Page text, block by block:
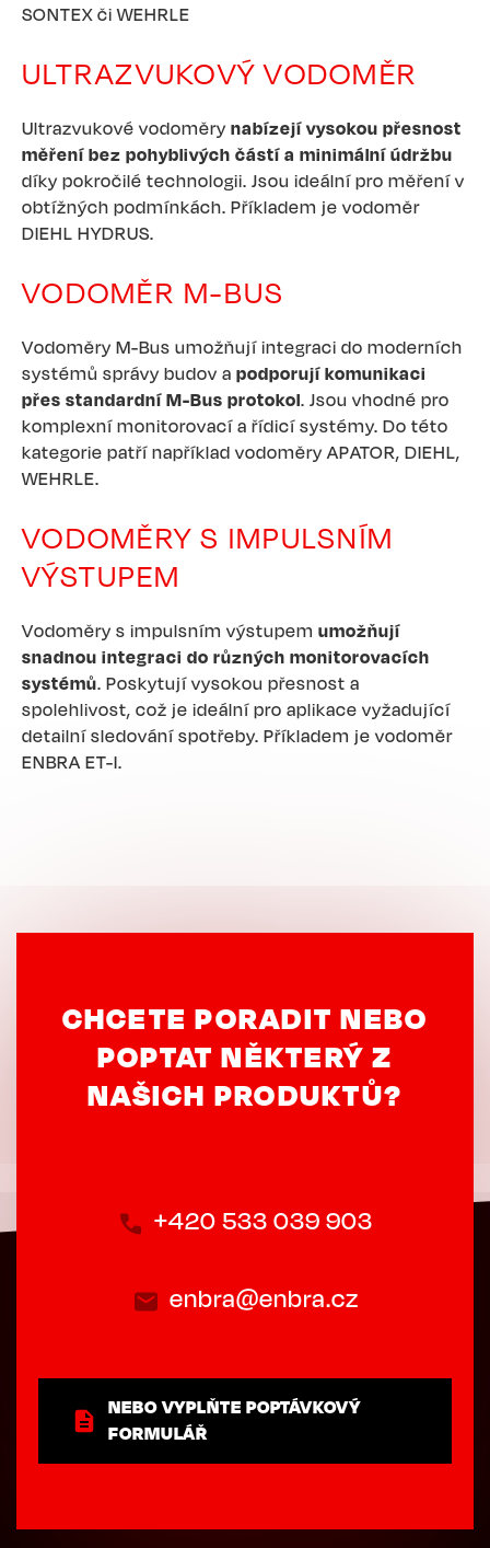
SONTEX či WEHRLE
ULTRAZVUKOVÝ VODOMĚR
Ultrazvukové vodoměry nabízejí vysokou přesnost
měření bez pohyblivých částí a minimální údržbu
díky pokročilé technologii. Jsou ideální pro měření v
obtížných podmínkách. Příkladem je vodoměr
DIEHL HYDRUS.
VODOMĚR M-BUS
Vodoměry M-Bus umožňují integraci do moderních
systémů správy budov a podporují komunikaci
přes standardní M-Bus protokol. Jsou vhodné pro
komplexní monitorovací a řídicí systémy. Do této
kategorie patří například vodoměry APATOR, DIEHL,
WEHRLE.
VODOMĚRY S IMPULSNÍM
VÝSTUPEM
Vodoměry s impulsním výstupem umožňují
snadnou integraci do různých monitorovacích
systémů. Poskytují vysokou přesnost a
spolehlivost, což je ideální pro aplikace vyžadující
detailní sledování spotřeby. Příkladem je vodoměr
ENBRA ET-I.
CHCETE PORADIT NEBO
POPTAT NĚKTERÝ Z
NAŠICH PRODUKTŮ?
+420 533 039 903
enbra@enbra.cz
NEBO VYPLŇTE POPTÁVKOVÝ
FORMULÁŘ